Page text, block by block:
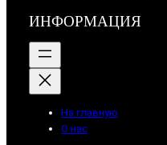
ИНФОРМАЦИЯ
На главную
О нас